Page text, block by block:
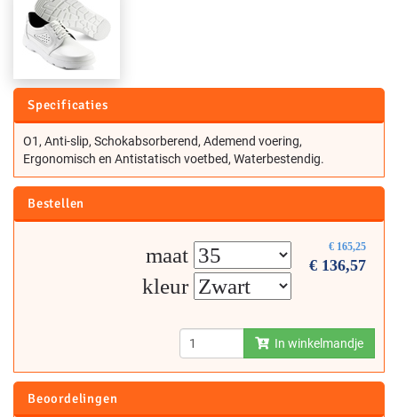
Specificaties
O1, Anti-slip, Schokabsorberend, Ademend voering,
Ergonomisch en Antistatisch voetbed, Waterbestendig.
Bestellen
€ 165,25
€ 136,57
maat
kleur
In winkelmandje
Beoordelingen